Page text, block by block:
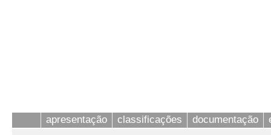
apresentação classificações documentação